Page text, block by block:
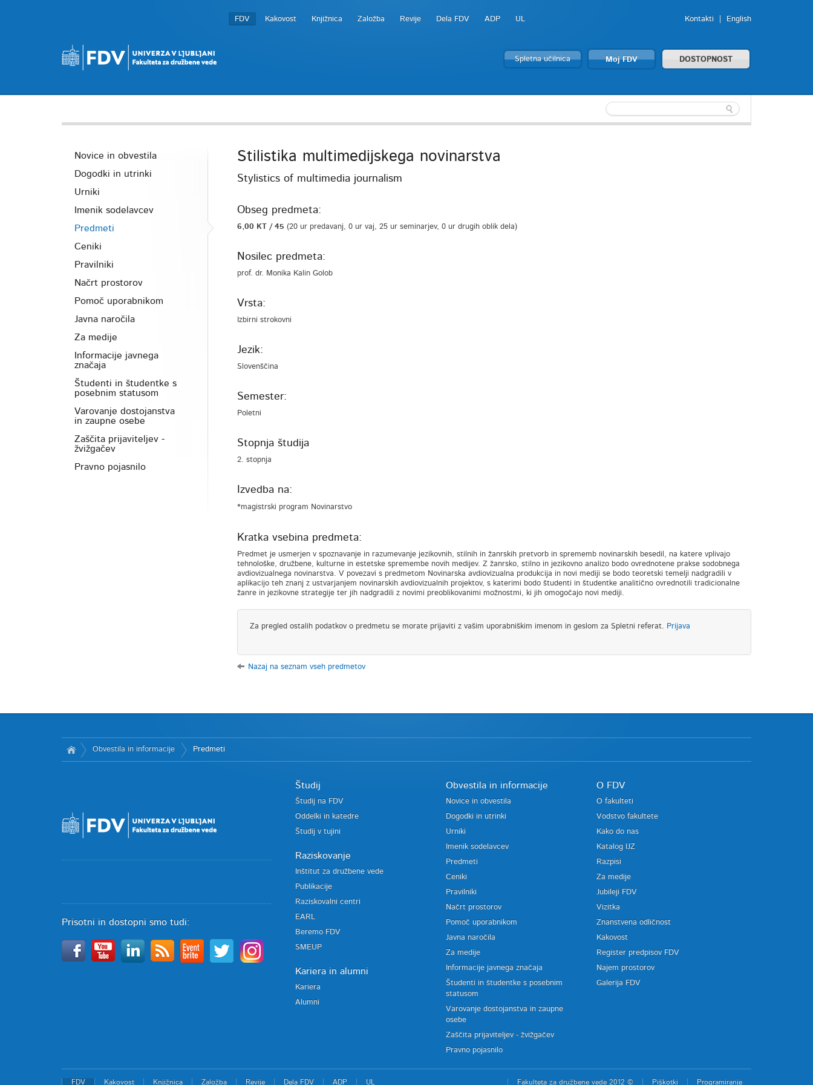
FDV Kakovost Knjižnica Založba Revije Dela FDV ADP UL Kontakti English
Spletna učilnica Moj FDV DOSTOPNOST
Novice in obvestila
Dogodki in utrinki
Urniki
Imenik sodelavcev
Predmeti
Ceniki
Pravilniki
Načrt prostorov
Pomoč uporabnikom
Javna naročila
Za medije
Informacije javnega
značaja
Študenti in študentke s
posebnim statusom
Varovanje dostojanstva
in zaupne osebe
Zaščita prijaviteljev -
žvižgačev
Pravno pojasnilo
Stilistika multimedijskega novinarstva
Stylistics of multimedia journalism
Obseg predmeta:
6,00 KT / 45 (20 ur predavanj, 0 ur vaj, 25 ur seminarjev, 0 ur drugih oblik dela)
Nosilec predmeta:
prof. dr. Monika Kalin Golob
Vrsta:
Izbirni strokovni
Jezik:
Slovenščina
Semester:
Poletni
Stopnja študija
2. stopnja
Izvedba na:
*magistrski program Novinarstvo
Kratka vsebina predmeta:
Predmet je usmerjen v spoznavanje in razumevanje jezikovnih, stilnih in žanrskih pretvorb in sprememb novinarskih besedil, na katere vplivajo
tehnološke, družbene, kulturne in estetske spremembe novih medijev. Z žanrsko, stilno in jezikovno analizo bodo ovrednotene prakse sodobnega
avdiovizualnega novinarstva. V povezavi s predmetom Novinarska avdiovizualna produkcija in novi mediji se bodo teoretski temelji nadgradili v
aplikacijo teh znanj z ustvarjanjem novinarskih avdiovizualnih projektov, s katerimi bodo študenti in študentke analitično ovrednotili tradicionalne
žanre in jezikovne strategije ter jih nadgradili z novimi preoblikovanimi možnostmi, ki jih omogočajo novi mediji.
Za pregled ostalih podatkov o predmetu se morate prijaviti z vašim uporabniškim imenom in geslom za Spletni referat. Prijava
Nazaj na seznam vseh predmetov
Obvestila in informacije Predmeti
Prisotni in dostopni smo tudi:
Študij
Študij na FDV
Oddelki in katedre
Študij v tujini
Raziskovanje
Inštitut za družbene vede
Publikacije
Raziskovalni centri
EARL
Beremo FDV
SMEUP
Kariera in alumni
Kariera
Alumni
Obvestila in informacije
Novice in obvestila
Dogodki in utrinki
Urniki
Imenik sodelavcev
Predmeti
Ceniki
Pravilniki
Načrt prostorov
Pomoč uporabnikom
Javna naročila
Za medije
Informacije javnega značaja
Študenti in študentke s posebnim
statusom
Varovanje dostojanstva in zaupne
osebe
Zaščita prijaviteljev - žvižgačev
Pravno pojasnilo
O FDV
O fakulteti
Vodstvo fakultete
Kako do nas
Katalog IJZ
Razpisi
Za medije
Jubileji FDV
Vizitka
Znanstvena odličnost
Kakovost
Register predpisov FDV
Najem prostorov
Galerija FDV
FDV Kakovost Knjižnica Založba Revije Dela FDV ADP UL Fakulteta za družbene vede 2012 © Piškotki Programiranje